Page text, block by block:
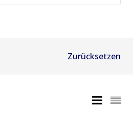
Zurücksetzen